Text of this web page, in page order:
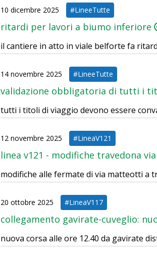
10 dicembre 2025 #LineeTutte
ritardi per lavori a biumo inferiore
il cantiere in atto in viale belforte fa
14 novembre 2025 #LineeTutte
validazione obbligatoria di tutti i
tutti i titoli di viaggio devono essere
12 novembre 2025 #LineaV121
linea v121 - modifiche travedona
modifiche alle fermate di via matteotti a
20 ottobre 2025 #LineaV117
collegamento gavirate-cuveglio:
nuova corsa alle ore 12.40 da gavirate